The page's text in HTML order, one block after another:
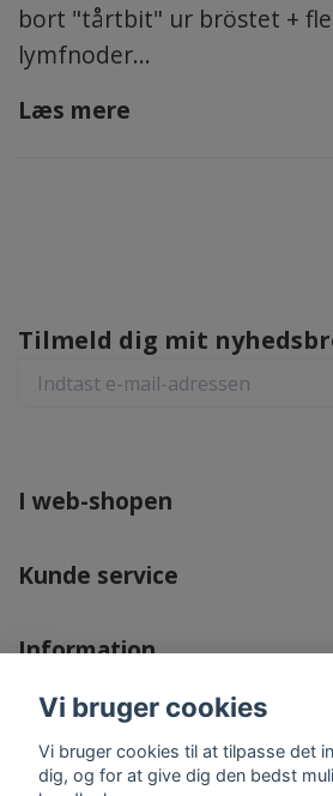
bort "tårtbit" ur bröstet +
lymfnoder...
Læs mere
Tilmeld dig mit
I web-shopen
Kunde service
Information
Sociale medier
Vi bruger cookies
Vi bruger cookies til at tilpasse det
dig, og for at give dig den bedst